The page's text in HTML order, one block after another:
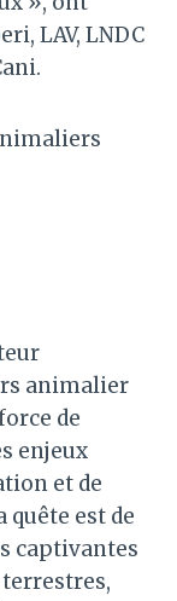
LAV, LNDC
animalier
de
enjeux
et de
est de
captivantes